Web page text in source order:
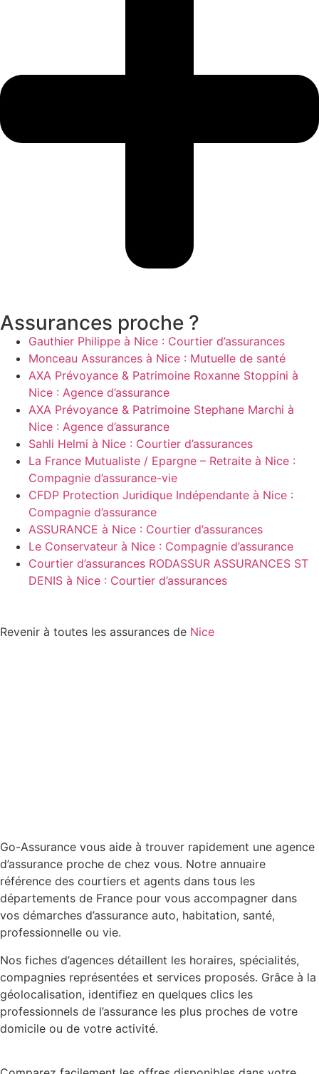
Assurances proche ?
Gauthier Philippe à Nice : Courtier d’assurances
Monceau Assurances à Nice : Mutuelle de santé
AXA Prévoyance & Patrimoine Roxanne Stoppini à
Nice : Agence d’assurance
AXA Prévoyance & Patrimoine Stephane Marchi à
Nice : Agence d’assurance
Sahli Helmi à Nice : Courtier d’assurances
La France Mutualiste / Epargne – Retraite à Nice :
Compagnie d’assurance-vie
CFDP Protection Juridique Indépendante à Nice :
Compagnie d’assurance
ASSURANCE à Nice : Courtier d’assurances
Le Conservateur à Nice : Compagnie d’assurance
Courtier d’assurances RODASSUR ASSURANCES ST
DENIS à Nice : Courtier d’assurances
Revenir à toutes les assurances de Nice
Go-Assurance vous aide à trouver rapidement une agence
d’assurance proche de chez vous. Notre annuaire
référence des courtiers et agents dans tous les
départements de France pour vous accompagner dans
vos démarches d’assurance auto, habitation, santé,
professionnelle ou vie.
Nos fiches d’agences détaillent les horaires, spécialités,
compagnies représentées et services proposés. Grâce à la
géolocalisation, identifiez en quelques clics les
professionnels de l’assurance les plus proches de votre
domicile ou de votre activité.